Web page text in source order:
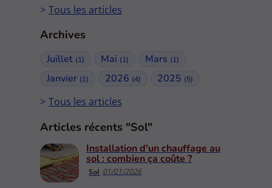
Tous les articles
Archives
Juillet (1) Mai (1) Mars (1)
Janvier (1) 2026 (4) 2025 (5)
Tous les articles
Articles récents "Sol"
Sol 01/01/2026
Installation d'un chauffage au
sol : combien ça coûte ?